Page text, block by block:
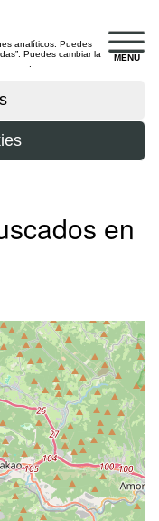
MENU
analíticos. Puedes
Puedes cambiar la
en